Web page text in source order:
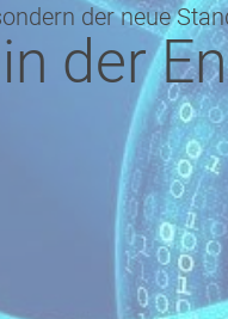
der neue
der